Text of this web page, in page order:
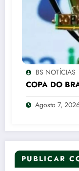
BS NOTÍCIAS
COPA DO
Agosto 7,
PUBLICAR